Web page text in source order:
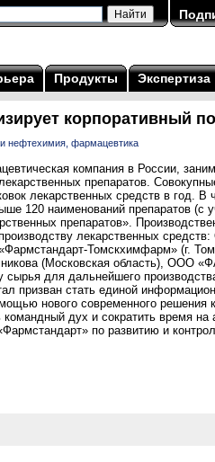
Продукты Экспертиза
корпоративный
нефтехимия, фармацевтика
компания в России,
препаратов.
лекарственных средств в год. В
120 наименований препаратов
препаратов».
лекарственных
Томскхимфарм» (г.
(Московская область), ООО
сырья для дальнейшего
призван стать единой
нового современного решения
командный дух и сократить время
по развитию и